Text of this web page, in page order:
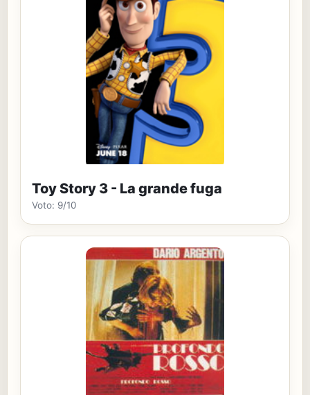
Toy Story 3 - La grande fuga
Voto: 9/10